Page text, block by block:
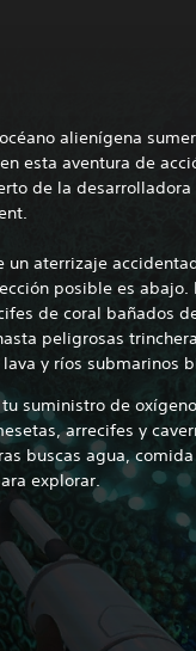
alienígena
esta aventura de
de la desarrolladora
un aterrizaje
posible es abajo.
de coral bañados
peligrosas
y ríos submarinos
suministro de
arrecifes y
buscas agua,
explorar.